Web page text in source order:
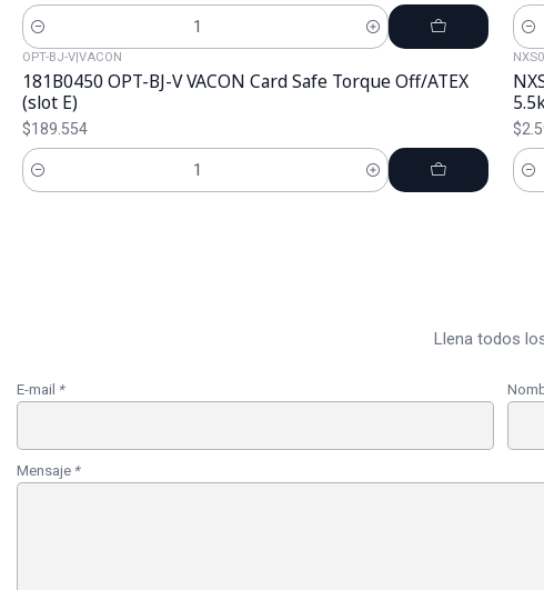
Cantidad
OPT-BJ-V|VACON
181B0450 OPT-BJ-V VACON Card Safe Torque Off/ATEX
(slot E)
$189.554
Cantidad
Llena todos
E-mail *
Mensaje *